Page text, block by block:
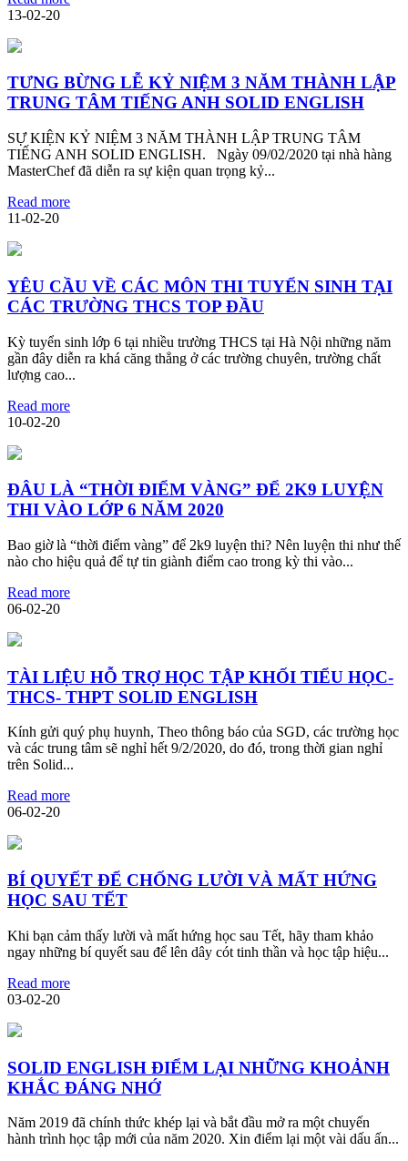
13-02-20
TƯNG BỪNG LỄ KỶ NIỆM 3 NĂM THÀNH LẬP
TRUNG TÂM TIẾNG ANH SOLID ENGLISH
SỰ KIỆN KỶ NIỆM 3 NĂM THÀNH LẬP TRUNG TÂM
TIẾNG ANH SOLID ENGLISH. Ngày 09/02/2020 tại nhà hàng
MasterChef đã diễn ra sự kiện quan trọng kỷ...
Read more
11-02-20
YÊU CẦU VỀ CÁC MÔN THI TUYỂN SINH TẠI
CÁC TRƯỜNG THCS TOP ĐẦU
Kỳ tuyển sinh lớp 6 tại nhiều trường THCS tại Hà Nội những năm
gần đây diễn ra khá căng thẳng ở các trường chuyên, trường chất
lượng cao...
Read more
10-02-20
ĐÂU LÀ “THỜI ĐIỂM VÀNG” ĐỂ 2K9 LUYỆN
THI VÀO LỚP 6 NĂM 2020
Bao giờ là “thời điểm vàng” để 2k9 luyện thi? Nên luyện thi như thế
nào cho hiệu quả để tự tin giành điểm cao trong kỳ thi vào...
Read more
06-02-20
TÀI LIỆU HỖ TRỢ HỌC TẬP KHỐI TIỂU HỌC-
THCS- THPT SOLID ENGLISH
Kính gửi quý phụ huynh, Theo thông báo của SGD, các trường học
và các trung tâm sẽ nghỉ hết 9/2/2020, do đó, trong thời gian nghỉ
trên Solid...
Read more
06-02-20
BÍ QUYẾT ĐỂ CHỐNG LƯỜI VÀ MẤT HỨNG
HỌC SAU TẾT
Khi bạn cảm thấy lười và mất hứng học sau Tết, hãy tham khảo
ngay những bí quyết sau để lên dây cót tinh thần và học tập hiệu...
Read more
03-02-20
SOLID ENGLISH ĐIỂM LẠI NHỮNG KHOẢNH
KHẮC ĐÁNG NHỚ
Năm 2019 đã chính thức khép lại và bắt đầu mở ra một chuyến
hành trình học tập mới của năm 2020. Xin điểm lại một vài dấu ấn...